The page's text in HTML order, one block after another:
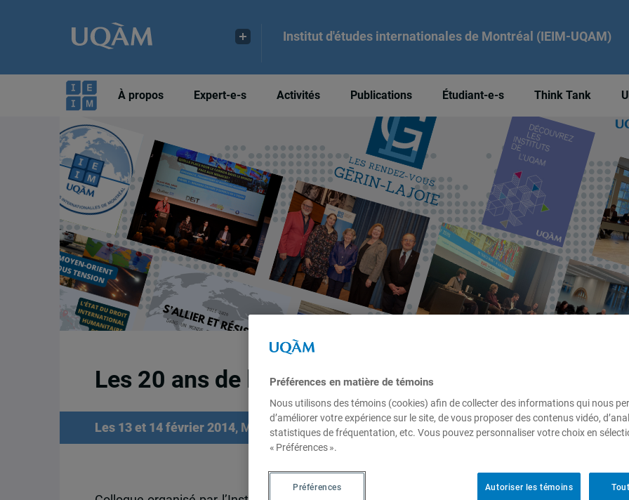
Institut d'études internationales de Montréal (IEIM-UQAM)
À propos Expert-e-s Activités Publications Étudiant-e-s Think Tank
Les 20 ans de l’ALENA
Les 13 et 14 février 2014, Montréal
Préférences en matière de témoins
Nous utilisons des témoins (cookies) afin de collecter des informations qui nous
d’améliorer votre expérience sur le site, de vous proposer des contenus vidéo,
statistiques de fréquentation, etc. Vous pouvez personnaliser votre choix en
« Préférences ».
Autoriser les témoins
Préférences